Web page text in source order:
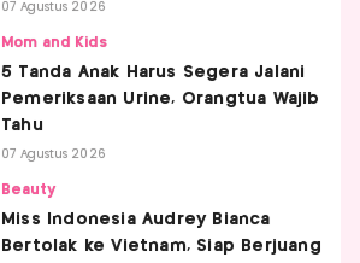
07 Agustus 2026
Mom and Kids
5 Tanda Anak Harus Segera Jalani
Pemeriksaan Urine, Orangtua Wajib
Tahu
07 Agustus 2026
Beauty
Miss Indonesia Audrey Bianca
Bertolak ke Vietnam, Siap Berjuang